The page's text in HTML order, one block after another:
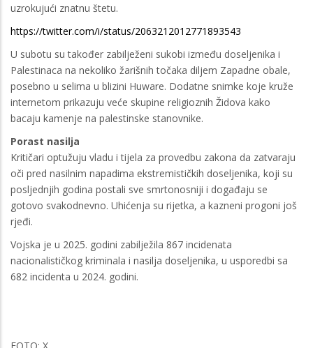
uzrokujući znatnu štetu.
https://twitter.com/i/status/2063212012771893543
U subotu su također zabilježeni sukobi između doseljenika i
Palestinaca na nekoliko žarišnih točaka diljem Zapadne obale,
posebno u selima u blizini Huware. Dodatne snimke koje kruže
internetom prikazuju veće skupine religioznih Židova kako
bacaju kamenje na palestinske stanovnike.
Porast nasilja
Kritičari optužuju vladu i tijela za provedbu zakona da zatvaraju
oči pred nasilnim napadima ekstremističkih doseljenika, koji su
posljednjih godina postali sve smrtonosniji i događaju se
gotovo svakodnevno. Uhićenja su rijetka, a kazneni progoni još
rjeđi.
Vojska je u 2025. godini zabilježila 867 incidenata
nacionalističkog kriminala i nasilja doseljenika, u usporedbi sa
682 incidenta u 2024. godini.
FOTO: X